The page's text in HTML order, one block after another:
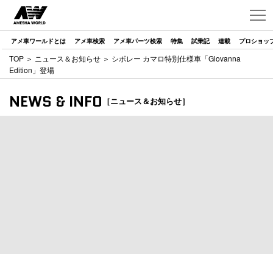
アメ車ワールドとは アメ車検索 アメ車パーツ検索 特集 試乗記 連載 プロショッ
TOP ＞ ニュース＆お知らせ ＞ シボレー カマロ特別仕様車「Giovanna
Edition」登場
NEWS & INFO ［ニュース＆お知らせ］